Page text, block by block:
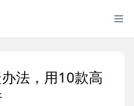
法，用10款高